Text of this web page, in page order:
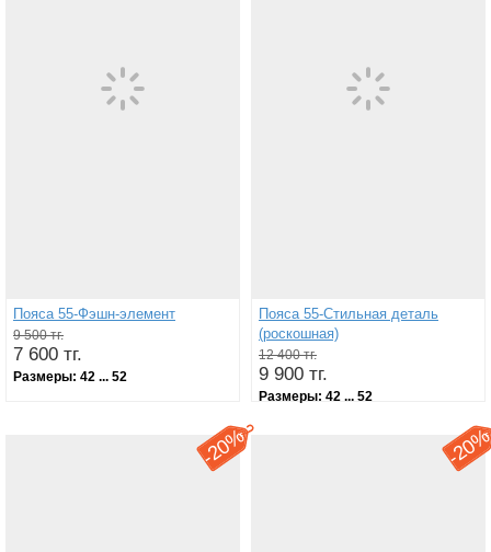
Пояса 55-Фэшн-элемент
9 500 тг.
7 600 тг.
Размеры: 42 ... 52
Пояса 55-Стильная деталь
(роскошная)
12 400 тг.
9 900 тг.
Размеры: 42 ... 52
-
20% -